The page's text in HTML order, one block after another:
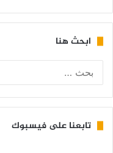
ابحث هنا
تابعنا على فيسبوك